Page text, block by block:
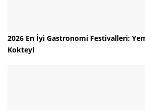
2026 En İyi Gastronomi Festivalleri:
Kokteyl